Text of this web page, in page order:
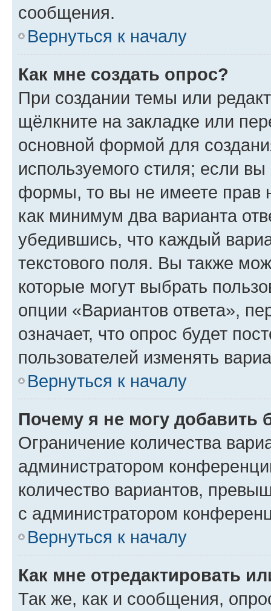
сообщения.
Вернуться к началу
Как мне создать опрос?
При создании темы или
щёлкните на закладке или
основной формой для
используемого стиля; если
формы, то вы не имеете прав
как минимум два варианта
убедившись, что каждый
текстового поля. Вы также
которые могут выбрать
опции «Вариантов ответа»,
означает, что опрос будет
пользователей изменять
Вернуться к началу
Почему я не могу добавить
Ограничение количества
администратором
количество вариантов,
с администратором
Вернуться к началу
Как мне отредактировать
Так же, как и сообщения,